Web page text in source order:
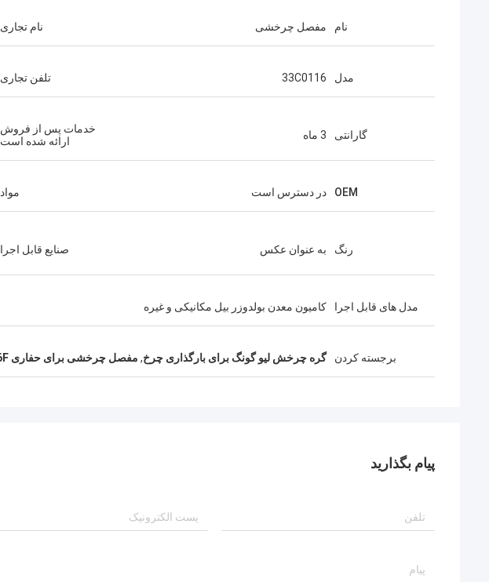
نام مفصل چرخشی نام تجاری
مدل 33C0116 تلفن تجاری
گارانتی 3 ماه
خدمات پس از فروش
ارائه شده است
OEM در دسترس است مواد
رنگ به عنوان عکس صنایع قابل اجرا
مدل های قابل اجرا کامیون معدن بولدوزر بیل مکانیکی و غیره
برجسته کردن گره چرخش لیو گونگ برای بارگذاری چرخ, مفصل چرخشی برای حفاری CLG936F
پیام بگذارید